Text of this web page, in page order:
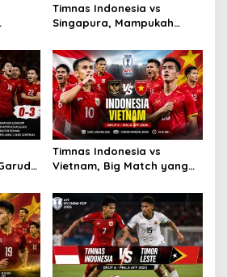
Timnas Indonesia vs
Singapura, Mampukah
Timnas Indonesia vs
Vietnam, Big Match yang